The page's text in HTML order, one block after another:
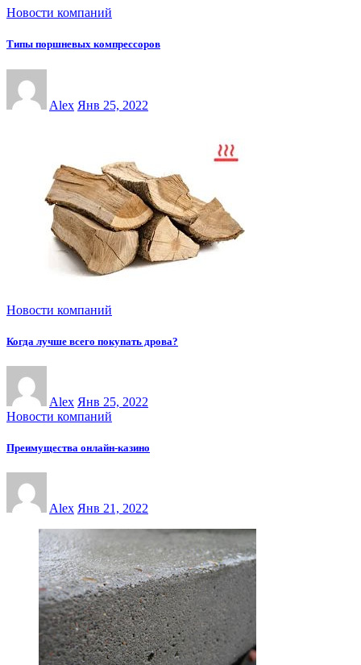
Новости компаний
Типы поршневых компрессоров
Alex Янв 25, 2022
Новости компаний
Когда лучше всего покупать дрова?
Alex Янв 25, 2022
Новости компаний
Преимущества онлайн-казинo
Alex Янв 21, 2022